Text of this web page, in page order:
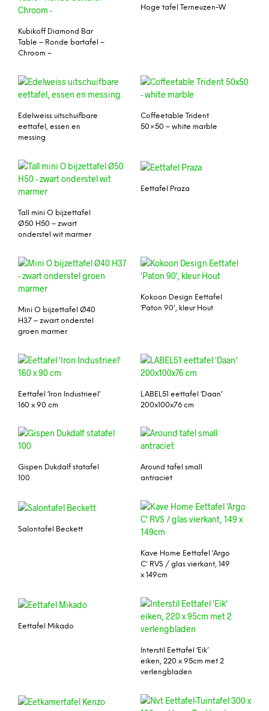
Kubikoff Diamond Bar
Table – Ronde bartafel –
Chroom –
Hoge tafel Terneuzen-W
Edelweiss uitschuifbare
eettafel, essen en
messing
Coffeetable Trident
50×50 – white marble
Tall mini O bijzettafel
Ø50 H50 – zwart
onderstel wit marmer
Eettafel Praza
Mini O bijzettafel Ø40
H37 – zwart onderstel
groen marmer
Kokoon Design Eettafel
‘Paton 90’, kleur Hout
Eettafel ‘Iron Industrieel’
160 x 90 cm
LABEL51 eettafel ‘Daan’
200x100x76 cm
Gispen Dukdalf statafel
100
Around tafel small
antraciet
Salontafel Beckett
Kave Home Eettafel ‘Argo
C’ RVS / glas vierkant, 149
x 149cm
Eettafel Mikado
Interstil Eettafel ‘Eik’
eiken, 220 x 95cm met 2
verlengbladen